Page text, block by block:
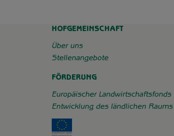
HOFGEMEINSCHAFT
Über uns
Stellenangebote
FÖRDERUNG
Europäischer Landwirtschaftsfonds
Entwicklung des ländlichen Raums
Externer Link zu https://